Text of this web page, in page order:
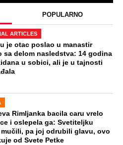
POPULARNO
ARTICLES
je otac poslao u manastir
sa delom nasledstva: 14 godina
u sobici, ali je u tajnosti
Rimljanka bacila caru vrelo
i oslepela ga: Svetiteljku
pa joj odrubili glavu, ovo
od Svete Petke